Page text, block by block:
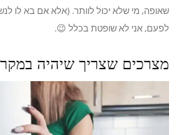
שאופה, מי שלא יכול לוותר. (אלא אם בא לו
לפעם, אני לא שופטת בכלל 😉.
מצרכים שצריך שיהיה